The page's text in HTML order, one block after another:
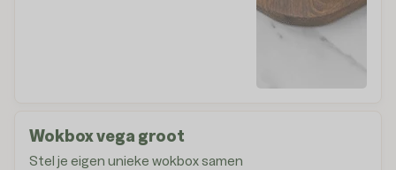
Wokbox vega groot
Stel je eigen unieke wokbox samen